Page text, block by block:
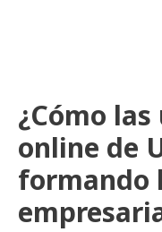
¿Cómo
online de
formando